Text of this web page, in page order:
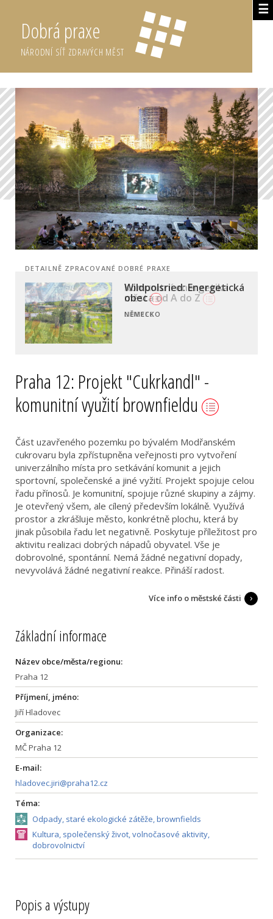
☰
Dobrá praxe
NÁRODNÍ SÍŤ ZDRAVÝCH MĚST
DETAILNĚ ZPRACOVANÉ DOBRÉ PRAXE
Komunitní energetika
města od A do Z
LIBEREC
Praha 12: Projekt "Cukrkandl" -
komunitní využití brownfieldu
Část uzavřeného pozemku po bývalém Modřanském
cukrovaru byla zpřístupněna veřejnosti pro vytvoření
univerzálního místa pro setkávání komunit a jejich
sportovní, společenské a jiné vyžití. Projekt spojuje celou
řadu přínosů. Je komunitní, spojuje různé skupiny a zájmy.
Je otevřený všem, ale cílený především lokálně. Využívá
prostor a zkrášluje město, konkrétně plochu, která by
jinak působila řadu let negativně. Poskytuje příležitost pro
aktivitu realizaci dobrých nápadů obyvatel. Vše je
dobrovolné, spontánní. Nemá žádné negativní dopady,
nevyvolává žádné negativní reakce. Přináší radost.
Více info o městské části
Základní informace
Název obce/města/regionu:
Praha 12
Příjmení, jméno:
Jiří Hladovec
Organizace:
MČ Praha 12
E-mail:
hladovec.jiri@praha12.cz
Téma:
Odpady, staré ekologické zátěže, brownfields
Kultura, společenský život, volnočasové aktivity,
dobrovolnictví
Popis a výstupy